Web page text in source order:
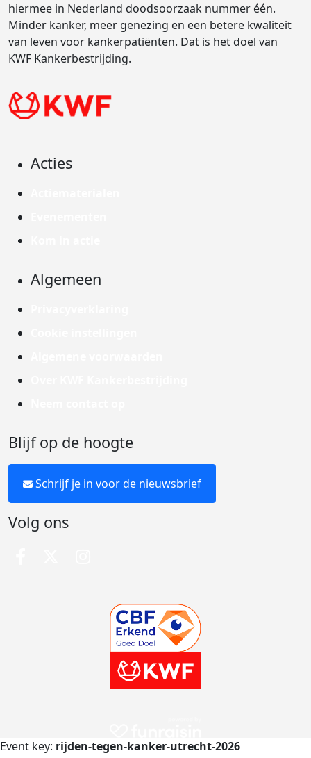
hiermee in Nederland doodsoorzaak nummer één.
Minder kanker, meer genezing en een betere kwaliteit
van leven voor kankerpatiënten. Dat is het doel van
KWF Kankerbestrijding.
Acties
Algemeen
Blijf op de hoogte
Schrijf je in voor de nieuwsbrief
Volg ons
Event key: rijden-tegen-kanker-utrecht-2026